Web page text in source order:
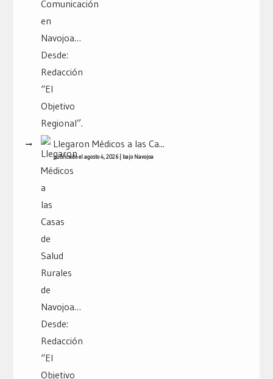
Llegaron Médicos a las Ca...
publicado el agosto 4, 2026| bajoNavojoa